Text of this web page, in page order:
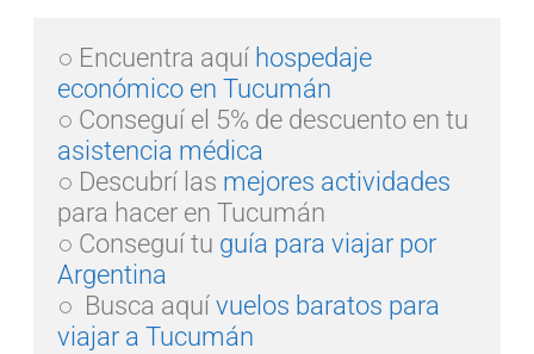
○ Encuentra aquí hospedaje
económico en Tucumán
asistencia médica
○ Descubrí las mejores actividades
para hacer en Tucumán
○ Conseguí tu guía para viajar por
Argentina
○  Busca aquí vuelos baratos para
viajar a Tucumán